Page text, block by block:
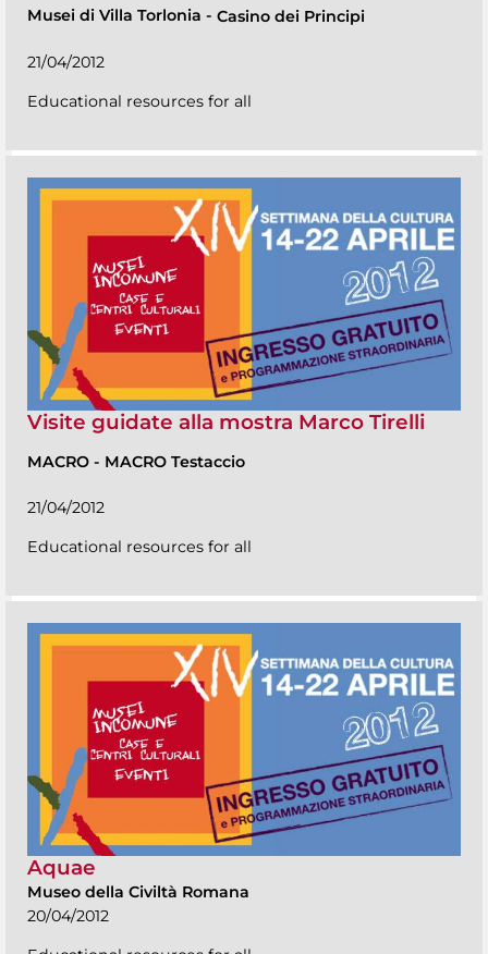
Musei di Villa Torlonia - Casino dei Principi
21/04/2012
Educational resources for all
Visite guidate alla mostra Marco Tirelli
MACRO - MACRO Testaccio
21/04/2012
Educational resources for all
Aquae
Museo della Civiltà Romana
20/04/2012